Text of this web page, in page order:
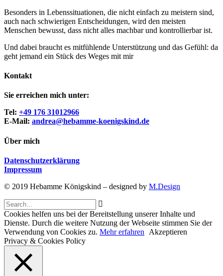
Besonders in Lebenssituationen, die nicht einfach zu meistern sind,
auch nach schwierigen Entscheidungen, wird den meisten
Menschen bewusst, dass nicht alles machbar und kontrollierbar ist.
Und dabei braucht es mitfühlende Unterstützung und das Gefühl: da
geht jemand ein Stück des Weges mit mir
Kontakt
Sie erreichen mich unter:
Tel: +49 176 31012966
E-Mail: andrea@hebamme-koenigskind.de
Über mich
Datenschutzerklärung
Impressum
© 2019 Hebamme Königskind – designed by M.Design
Cookies helfen uns bei der Bereitstellung unserer Inhalte und
Dienste. Durch die weitere Nutzung der Webseite stimmen Sie der
Verwendung von Cookies zu. Mehr erfahren
Akzeptieren
Privacy & Cookies Policy